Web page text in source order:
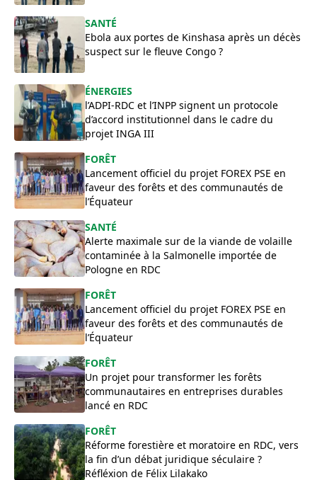
SANTÉ
Ebola aux portes de Kinshasa après un décès
suspect sur le fleuve Congo ?
ÉNERGIES
l’ADPI-RDC et l’INPP signent un protocole
d’accord institutionnel dans le cadre du
projet INGA III
FORÊT
Lancement officiel du projet FOREX PSE en
faveur des forêts et des communautés de
l’Équateur
SANTÉ
Alerte maximale sur de la viande de volaille
contaminée à la Salmonelle importée de
Pologne en RDC
FORÊT
Lancement officiel du projet FOREX PSE en
faveur des forêts et des communautés de
l’Équateur
FORÊT
Un projet pour transformer les forêts
communautaires en entreprises durables
lancé en RDC
FORÊT
Réforme forestière et moratoire en RDC, vers
la fin d’un débat juridique séculaire ?
Réfléxion de Félix Lilakako